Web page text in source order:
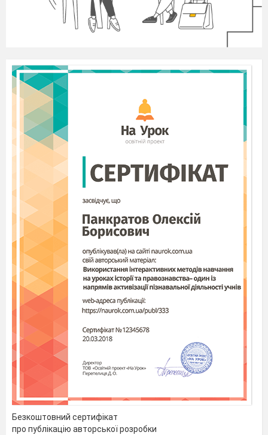
Всі сідайте тихо, діти,
Домовляймось не шуміти.
І урок розпочинаєм!
Вступна
теми
уроку.
Сьогодні
вами
продовжуємо
папером,
але що ми
пізніше.
Прийшла зима. Сніг вкрив землю
білою ковдрою. На вулиці зимно,
морозно. Люди щонайшвидше
намагаються потрапити до своїх
теплих осель. Поспішають… Тільки
він нікуди не поспішає, сидить на
гілці, розпушивши своє пір’ячко (так
тепліше), мріє. Мріє про весняне тепле
сонечко, про ясне блакитне небо…
Чи задумувалися ми – як братам
своїми повсякденними клопотами
люди навіть не помічають труднощів,
з якими стикаються в зимову пору
пернаті друзі. Так, багато з них
відлетіли в теплі краї і ми з
нетерпінням чекаємо їх повернення,
бажаючи знову почути дзвінкий спів.
Адже зі пташиним співом приходить
Безкоштовний сертифікат
про публікацію авторської розробки